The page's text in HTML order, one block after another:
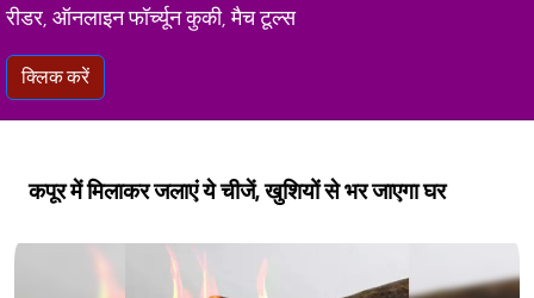
रीडर, ऑनलाइन फॉर्च्यून कुकी, मैच टूल्स
क्लिक करें
कपूर में मिलाकर जलाएं ये चीजें, खुशियों से भर जाएगा घर